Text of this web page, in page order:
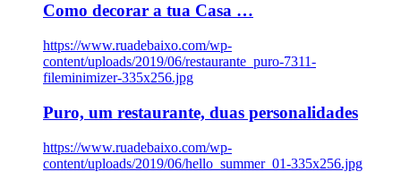
Como decorar a tua Casa …
https://www.ruadebaixo.com/wp-
content/uploads/2019/06/restaurante_puro-7311-
fileminimizer-335x256.jpg
Puro, um restaurante, duas personalidades
https://www.ruadebaixo.com/wp-
content/uploads/2019/06/hello_summer_01-335x256.jpg